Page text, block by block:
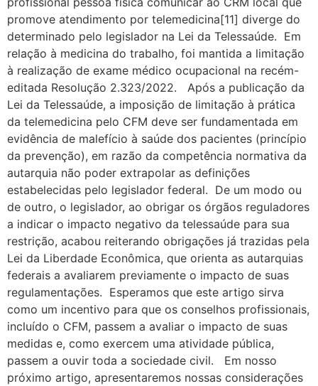
promove atendimento por telemedicina[11] diverge do
determinado pelo legislador na Lei da Telessaúde. Em
relação à medicina do trabalho, foi mantida a limitação
à realização de exame médico ocupacional na recém-
editada Resolução 2.323/2022. Após a publicação da
Lei da Telessaúde, a imposição de limitação à prática
da telemedicina pelo CFM deve ser fundamentada em
evidência de malefício à saúde dos pacientes (princípio
da prevenção), em razão da competência normativa da
autarquia não poder extrapolar as definições
estabelecidas pelo legislador federal. De um modo ou
de outro, o legislador, ao obrigar os órgãos reguladores
a indicar o impacto negativo da telessaúde para sua
restrição, acabou reiterando obrigações já trazidas pela
Lei da Liberdade Econômica, que orienta as autarquias
federais a avaliarem previamente o impacto de suas
regulamentações. Esperamos que este artigo sirva
como um incentivo para que os conselhos profissionais,
incluído o CFM, passem a avaliar o impacto de suas
medidas e, como exercem uma atividade pública,
passem a ouvir toda a sociedade civil. Em nosso
próximo artigo, apresentaremos nossas considerações